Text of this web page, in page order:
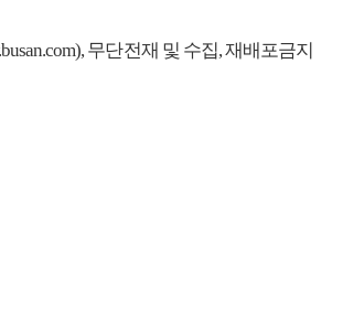
무단전재 및 수집, 재배포금지